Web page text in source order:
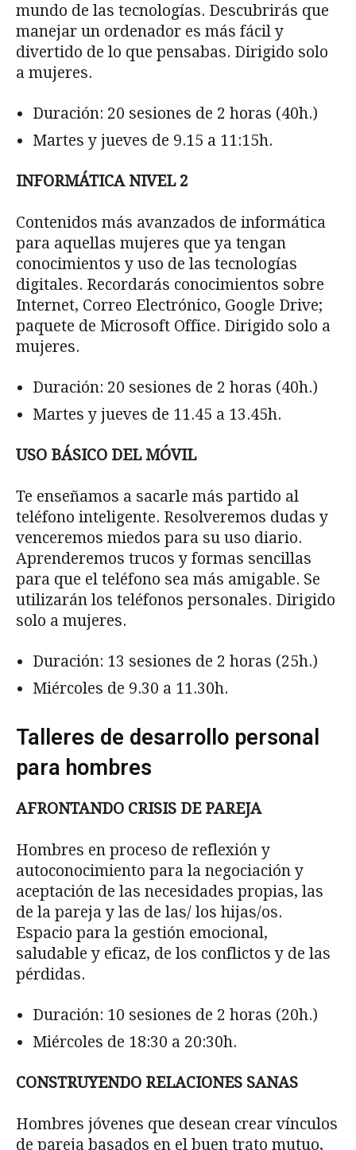
mundo de las tecnologías. Descubrirás que
manejar un ordenador es más fácil y
divertido de lo que pensabas. Dirigido solo
a mujeres.
Duración: 20 sesiones de 2 horas (40h.)
Martes y jueves de 9.15 a 11:15h.
INFORMÁTICA NIVEL 2
Contenidos más avanzados de informática
para aquellas mujeres que ya tengan
conocimientos y uso de las tecnologías
digitales. Recordarás conocimientos sobre
Internet, Correo Electrónico, Google Drive;
paquete de Microsoft Office. Dirigido solo a
mujeres.
Duración: 20 sesiones de 2 horas (40h.)
Martes y jueves de 11.45 a 13.45h.
USO BÁSICO DEL MÓVIL
Te enseñamos a sacarle más partido al
teléfono inteligente. Resolveremos dudas y
venceremos miedos para su uso diario.
Aprenderemos trucos y formas sencillas
para que el teléfono sea más amigable. Se
utilizarán los teléfonos personales. Dirigido
solo a mujeres.
Duración: 13 sesiones de 2 horas (25h.)
Miércoles de 9.30 a 11.30h.
Talleres de desarrollo personal
para hombres
AFRONTANDO CRISIS DE PAREJA
Hombres en proceso de reflexión y
autoconocimiento para la negociación y
aceptación de las necesidades propias, las
de la pareja y las de las/ los hijas/os.
Espacio para la gestión emocional,
saludable y eficaz, de los conflictos y de las
pérdidas.
Duración: 10 sesiones de 2 horas (20h.)
Miércoles de 18:30 a 20:30h.
CONSTRUYENDO RELACIONES SANAS
Hombres jóvenes que desean crear vínculos
de pareja basados en el buen trato mutuo,